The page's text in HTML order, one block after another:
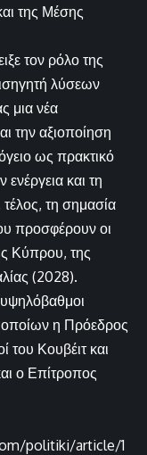
της Μέσης
τον ρόλο της
λύσεων
μια νέα
την αξιοποίηση
ως πρακτικό
και τη
τη σημασία
προσφέρουν οι
Κύπρου, της
(2028).
οποίων η Πρόεδρος
Κουβέιτ και
ο Επίτροπος
politiki/article/1